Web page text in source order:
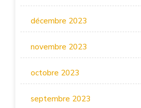
décembre 2023
novembre 2023
octobre 2023
septembre 2023